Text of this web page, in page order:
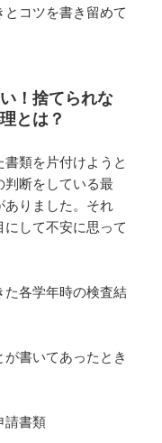
コツを書き留めて
！捨てられな
とは？
類を片付けようと
判断をしている最
ありました。それ
して不安に思って
た各学年時の検査結
書いてあったとき
請書類